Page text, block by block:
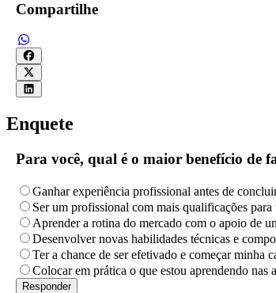
Compartilhe
Enquete
Para você, qual é o maior benefício de
Ganhar experiência profissional antes de
Ser um profissional com mais qualificações
Aprender a rotina do mercado com o apoio de
Desenvolver novas habilidades técnicas e
Ter a chance de ser efetivado e começar minha
Colocar em prática o que estou aprendendo nas